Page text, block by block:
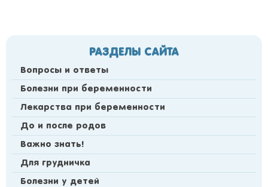
РАЗДЕЛЫ САЙТА
Вопросы и ответы
Болезни при беременности
Лекарства при беременности
До и после родов
Важно знать!
Для грудничка
Болезни у детей